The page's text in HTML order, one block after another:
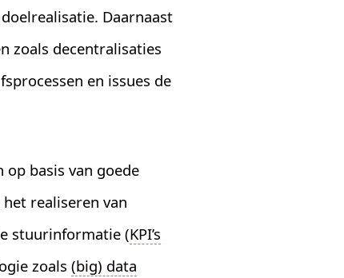
Daarnaast
zoals decentralisaties
en issues de
basis van goede
realiseren van
stuurinformatie (KPI’s
zoals(big) data